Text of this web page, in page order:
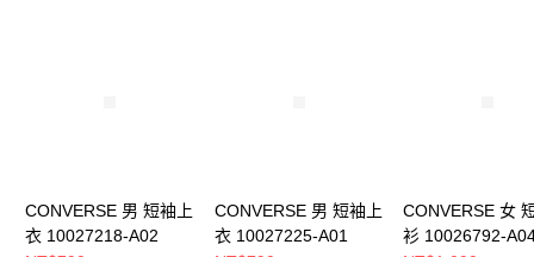
CONVERSE 男 短袖上
衣 10027218-A02
CONVERSE 男 短袖上
衣 10027225-A01
CONVERSE 女
衫 10026792-